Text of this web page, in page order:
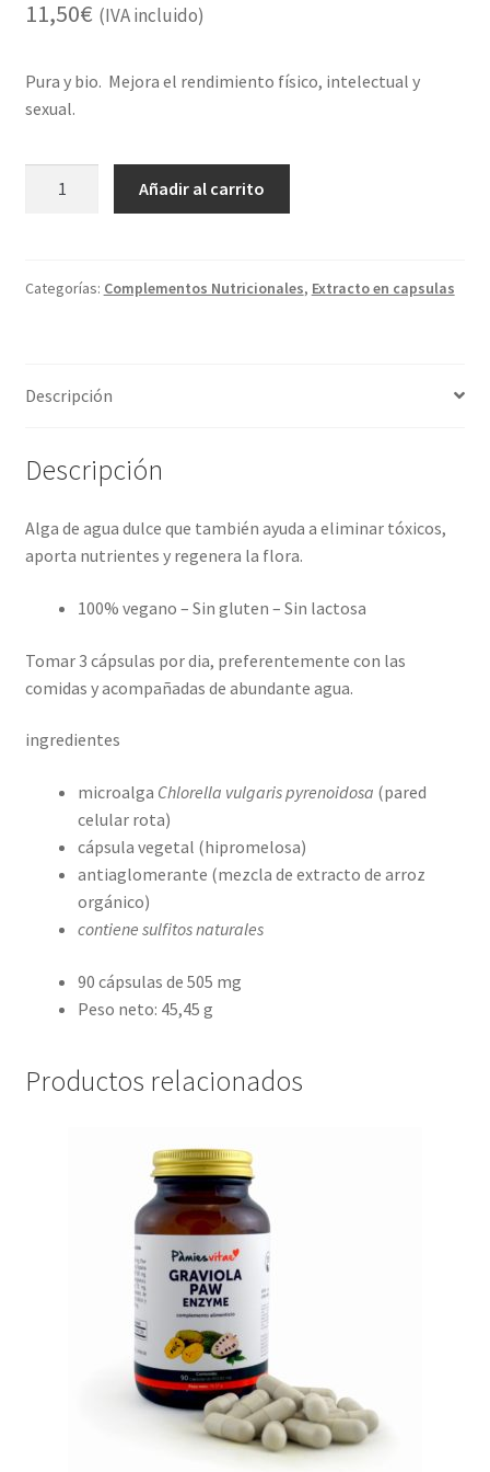
11,50€ (IVA incluido)
Pura y bio. Mejora el rendimiento físico, intelectual y
sexual.
)
Añadir al carrito
Categorías: Complementos Nutricionales, Extracto en capsulas
Descripción
Descripción
Alga de agua dulce que también ayuda a eliminar tóxicos,
aporta nutrientes y regenera la flora.
100% vegano – Sin gluten – Sin lactosa
Tomar 3 cápsulas por dia, preferentemente con las
comidas y acompañadas de abundante agua.
ingredientes
microalga Chlorella vulgaris pyrenoidosa (pared
celular rota)
cápsula vegetal (hipromelosa)
antiaglomerante (mezcla de extracto de arroz
orgánico)
contiene sulfitos naturales
90 cápsulas de 505 mg
Peso neto: 45,45 g
Productos relacionados